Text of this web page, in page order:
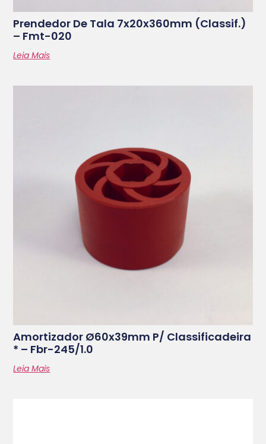
Prendedor De Tala 7x20x360mm (classif.)
– Fmt-020
Leia Mais
Amortizador Ø60x39mm P/ Classificadeira
* – Fbr-245/1.0
Leia Mais